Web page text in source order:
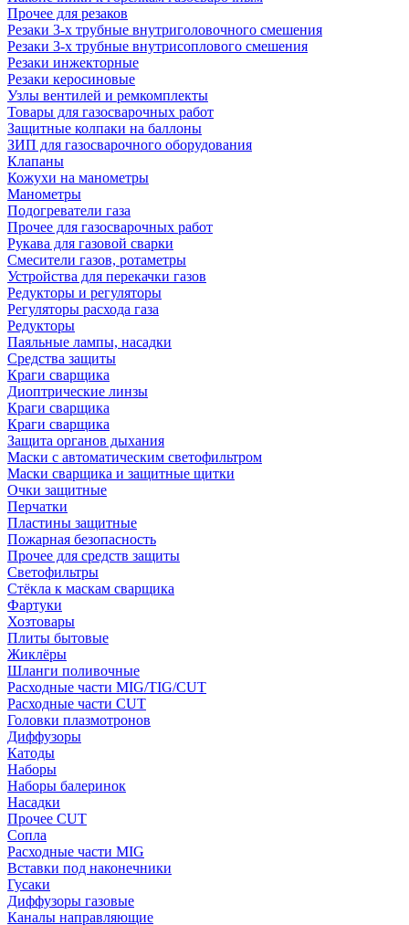
Прочее для резаков
Резаки 3-х трубные внутриголовочного смешения
Резаки 3-х трубные внутрисоплового смешения
Резаки инжекторные
Резаки керосиновые
Узлы вентилей и ремкомплекты
Товары для газосварочных работ
Защитные колпаки на баллоны
ЗИП для газосварочного оборудования
Клапаны
Кожухи на манометры
Манометры
Подогреватели газа
Прочее для газосварочных работ
Рукава для газовой сварки
Смесители газов, ротаметры
Устройства для перекачки газов
Редукторы и регуляторы
Регуляторы расхода газа
Редукторы
Паяльные лампы, насадки
Средства защиты
Краги сварщика
Диоптрические линзы
Краги сварщика
Краги сварщика
Защита органов дыхания
Маски с автоматическим светофильтром
Маски сварщика и защитные щитки
Очки защитные
Перчатки
Пластины защитные
Пожарная безопасность
Прочее для средств защиты
Светофильтры
Стёкла к маскам сварщика
Фартуки
Хозтовары
Плиты бытовые
Жиклёры
Шланги поливочные
Расходные части MIG/TIG/CUT
Расходные части CUT
Головки плазмотронов
Диффузоры
Катоды
Наборы
Наборы балеринок
Насадки
Прочее CUT
Сопла
Расходные части MIG
Вставки под наконечники
Гусаки
Диффузоры газовые
Каналы направляющие